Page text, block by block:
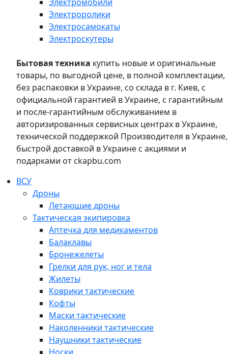
Электроролики
Электросамокаты
Электроскутеры
Бытовая техника купить новые и оригинальные
товары, по выгодной цене, в полной комплектации,
без распаковки в Украине, со склада в г. Киев, с
официальной гарантией в Украине, с гарантийным
и после-гарантийным обслуживанием в
авторизированных сервисных центрах в Украине,
технической поддержкой Производителя в Украине,
быстрой доставкой в Украине с акциями и
подарками от ckapbu.com
ВСУ
Дроны
Летающие дроны
Тактическая экипировка
Аптечка для медикаментов
Балаклавы
Бронежелеты
Грелки для рук, ног и тела
Жилеты
Коврики тактические
Кофты
Маски тактические
Наколенники тактические
Наушники тактические